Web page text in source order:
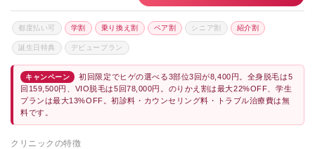
都度払い可 学割 乗り換え割 ペア割 シニア割 紹介割
誕生日特典 デビュープラン
キャンペーン
初回限定でヒゲの選べる3部位3回が8,400円。全身脱毛は5
回159,500円、VIO脱毛は5回78,000円。のりかえ割は最大22%OFF、学生
プランは最大13%OFF。初診料・カウンセリング料・トラブル治療費は無
料です。
クリニックの特徴